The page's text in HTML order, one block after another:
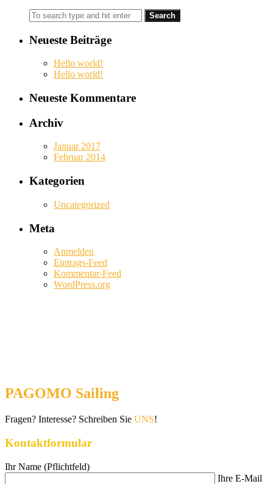
Neueste Beiträge
Hello world!
Hello world!
Neueste Kommentare
Archiv
Januar 2017
Februar 2014
Kategorien
Uncategorized
Meta
Anmelden
Eintrags-Feed
Kommentar-Feed
WordPress.org
PAGOMO Sailing
Fragen? Interesse? Schreiben Sie UNS!
Kontaktformular
Ihr Name (Pflichtfeld)
Ihre E-Mail